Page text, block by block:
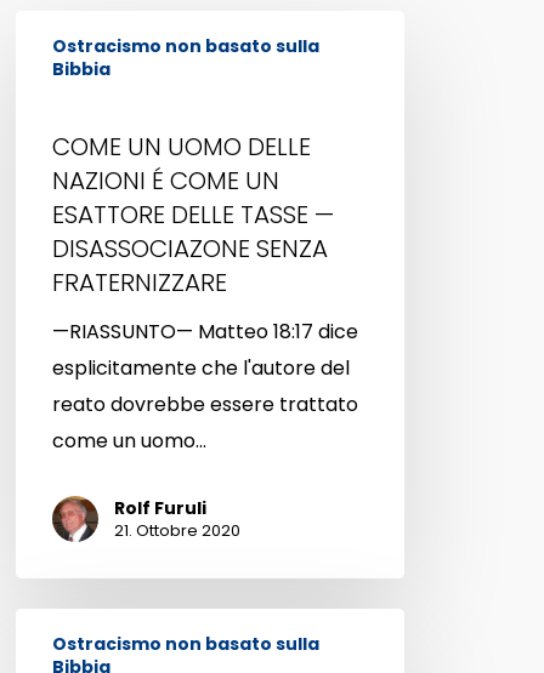
DELLE
NAZIONI
COME
ESATTORE
SENZA
FRATERNIZZARE
Ostracismo non basato sulla
Bibbia
COME UN UOMO DELLE
NAZIONI É COME UN
ESATTORE DELLE TASSE —
DISASSOCIAZONE SENZA
FRATERNIZZARE
—RIASSUNTO— Matteo 18:17 dice
esplicitamente che l'autore del
reato dovrebbe essere trattato
come un uomo…
Rolf Furuli
21. Ottobre 2020
Ostracismo non basato sulla
Bibbia